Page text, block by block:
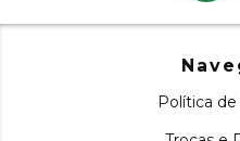
Política